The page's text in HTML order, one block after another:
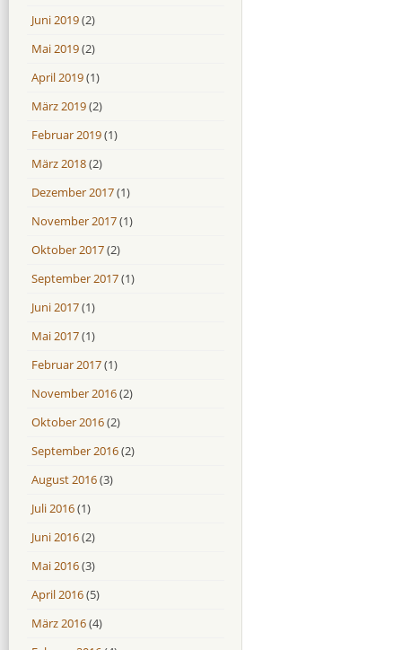
Juni 2019(2)
Mai 2019(2)
April 2019(1)
März 2019(2)
Februar 2019(1)
März 2018(2)
Dezember 2017(1)
November 2017(1)
Oktober 2017(2)
September 2017(1)
Juni 2017(1)
Mai 2017(1)
Februar 2017(1)
November 2016(2)
Oktober 2016(2)
September 2016(2)
August 2016(3)
Juli 2016(1)
Juni 2016(2)
Mai 2016(3)
April 2016(5)
März 2016(4)